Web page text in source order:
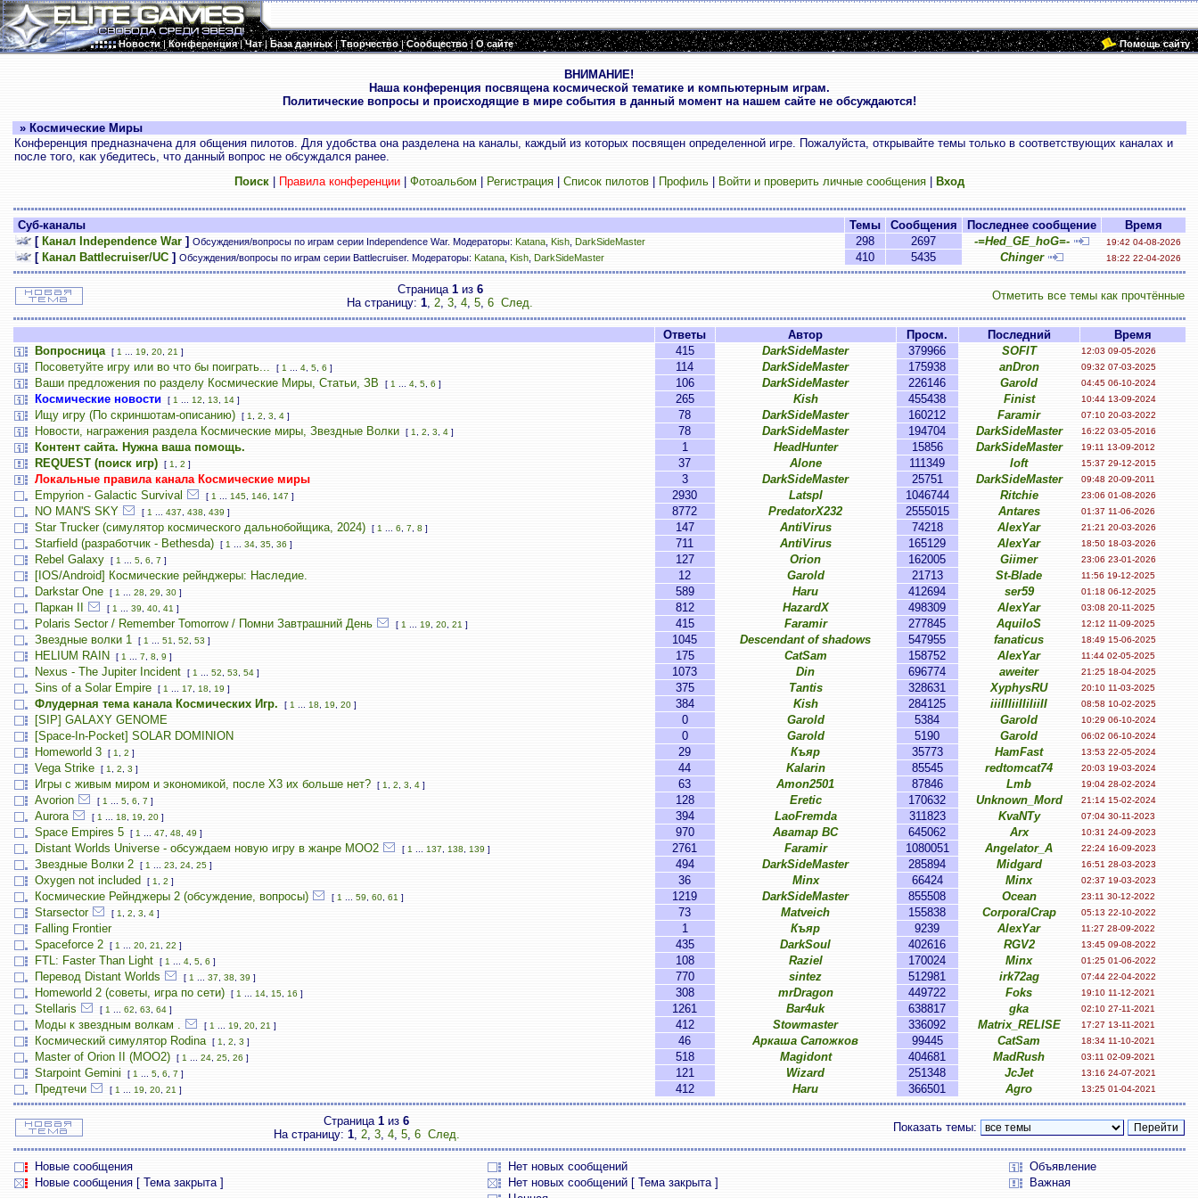
Новости|Конференция|Чат|База данных|Творчество|Сообщество|О сайте Помощь сайту
ВНИМАНИЕ!
Наша конференция посвящена космической тематике и компьютерным играм.
Политические вопросы и происходящие в мире события в данный момент на нашем сайте не обсуждаются!
» Космические Миры
Конференция предназначена для общения пилотов. Для удобства она разделена на каналы, каждый из которых посвящен определенной игре. Пожалуйста, открывайте темы только в соответствующих каналах и
после того, как убедитесь, что данный вопрос не обсуждался ранее.
Поиск| Правила конференции| Фотоальбом Регистрация| Список пилотов| Профиль| Войти и проверить личные сообщения| Вход
Суб-каналы Темы Сообщения Последнее сообщение
Время
[ Канал Independence War] Обсуждения/вопросы по играм серии Independence War. Модераторы: Katana, Kish, DarkSideMaster 298 2697 -=Hed_GE_hoG=- 19:42 04-08-2026
[ Канал Battlecruiser/UC] Обсуждения/вопросы по играм серии Battlecruiser. Модераторы: Katana, Kish, DarkSideMaster 410 5435 Chinger 18:22 22-04-2026
Страница 1из 6
На страницу: 1, 2, 3, 4, 5, 6 След.
Отметить все темы как прочтённые
Ответы Автор Просм. Последний
Время
Вопросница
[ 1 19 20, 21 ] 415 DarkSideMaster 379966 SOFIT 12:03 09-05-2026
Посоветуйте игру или во что бы поиграть... [ 1 4, 5, 6] 114 DarkSideMaster 175938 anDron 09:32 07-03-2025
Ваши предложения по разделу Космические Миры, Статьи, ЗВ [ 1 4, 5, 6] 106 DarkSideMaster 226146 Garold 04:45 06-10-2024
Космические новости [ 1 12 13 14] 265 Kish 455438 Finist 10:44 13-09-2024
Ищу игру (По скриншотам-описанию) [ 1 2 3 4] 78 DarkSideMaster 160212 Faramir 07:10 20-03-2022
Новости, награжения раздела Космические миры, Звездные Волки [ 1 2 3 4] 78 DarkSideMaster 194704 DarkSideMaster 16:22 03-05-2016
Контент сайта. Нужна ваша помощь. 1 HeadHunter 15856 DarkSideMaster 19:11 13-09-2012
REQUEST (поиск игр) [ 1 2 ] 37 Alone 111349 loft 15:37 29-12-2015
Локальные правила канала Космические миры 3 DarkSideMaster 25751 DarkSideMaster 09:48 20-09-2011
Empyrion - Galactic Survival [ 1 145, 146, 147 ] 2930 Latspl 1046744 Ritchie 23:06 01-08-2026
NO MAN'S SKY [ 1 437 438 439 ] 8772 PredatorX232 2555015 Antares 01:37 11-06-2026
Star Trucker (симулятор космического дальнобойщика, 2024) [ 1 6, 7 8 ] 147 AntiVirus 74218 AlexYar 21:21 20-03-2026
Starfield (разработчик - Bethesda) [ 1 34, 35, 36] 711 AntiVirus 165129 AlexYar 18:50 18-03-2026
Rebel Galaxy [ 1 5, 6, 7 ] 127 Orion 162005 Giimer 23:06 23-01-2026
[IOS/Android] Космические рейнджеры: Наследие. 12 Garold 21713 St-Blade 11:56 19-12-2025
Darkstar One [ 1 28 29 30] 589 Haru 412694 ser59 01:18 06-12-2025
Паркан II [ 1 39 40, 41 ] 812 HazardX 498309 AlexYar 03:08 20-11-2025
Polaris Sector / Remember Tomorrow / Помни Завтрашний День [ 1 19 20, 21 ] 415 Faramir 277845 AquiloS 12:12 11-09-2025
Звездные волки 1 [ 1 51 52 53 ] 1045 Descendant of shadows 547955 fanaticus 18:49 15-06-2025
HELIUM RAIN [ 1 7 8 9 ] 175 CatSam 158752 AlexYar 11:44 02-05-2025
Nexus - The Jupiter Incident [ 1 52 53 54] 1073 Din 696774 aweiter 21:25 18-04-2025
Sins of a Solar Empire [ 1 17 18 19 ] 375 Tantis 328631 XyphysRU 20:10 11-03-2025
Флудерная тема канала Космических Игр. [ 1 18 19 20] 384 Kish 284125 iiiIIIiiIIiIiiII 08:58 10-02-2025
[SIP] GALAXY GENOME 0 Garold 5384 Garold 10:29 06-10-2024
[Space-In-Pocket] SOLAR DOMINION 0 Garold 5190 Garold 06:02 06-10-2024
Homeworld 3 [ 1 2 ] 29 Къяр 35773 HamFast 13:53 22-05-2024
Vega Strike [ 1 2 3 ] 44 Kalarin 85545 redtomcat74 20:03 19-03-2024
Игры с живым миром и экономикой, после X3 их больше нет? [ 1 2 3 4] 63 Amon2501 87846 Lmb 19:04 28-02-2024
Avorion [ 1 5, 6, 7 ] 128 Eretic 170632 Unknown_Mord 21:14 15-02-2024
Aurora [ 1 18 19 20] 394 LaoFremda 311823 KvaNTy 07:04 30-11-2023
Space Empires 5 [ 1 47 48 49 ] 970 Аватар ВС 645062 Arx 10:31 24-09-2023
Distant Worlds Universe - обсуждаем новую игру в жанре MOO2 [ 1 137 138 139 ] 2761 Faramir 1080051 Angelator_A 22:24 16-09-2023
Звездные Волки 2 [ 1 23 24, 25] 494 DarkSideMaster 285894 Midgard 16:51 28-03-2023
Oxygen not included [ 1 2 ] 36 Minx 66424 Minx 02:37 19-03-2023
Космические Рейнджеры 2 (обсуждение, вопросы) [ 1 59 60, 61 ] 1219 DarkSideMaster 855508 Ocean 23:11 30-12-2022
Starsector [ 1 2 3 4] 73 Matveich 155838 CorporalCrap 05:13 22-10-2022
Falling Frontier 1 Къяр 9239 AlexYar 11:27 28-09-2022
Spaceforce 2 [ 1 20, 21 22 ] 435 DarkSoul 402616 RGV2 13:45 09-08-2022
FTL: Faster Than Light [ 1 4, 5, 6] 108 Raziel 170024 Minx 01:25 01-06-2022
Перевод Distant Worlds [ 1 37 38 39 ] 770 sintez 512981 irk72ag 07:44 22-04-2022
Homeworld 2 (советы, игра по сети) [ 1 14, 15, 16] 308 mrDragon 449722 Foks 19:10 11-12-2021
Stellaris [ 1 62 63 64] 1261 Bar4uk 638817 gka 02:10 27-11-2021
Моды к звездным волкам . [ 1 19 20, 21 ] 412 Stowmaster 336092 Matrix_RELISE 17:27 13-11-2021
Космический симулятор Rodina [ 1 2 3 ] 46 Аркаша Сапожков 99445 CatSam 18:34 11-10-2021
Master of Orion II (MOO2) [ 1 24, 25, 26] 518 Magidont 404681 MadRush 03:11 02-09-2021
Starpoint Gemini [ 1 5, 6, 7 ] 121 Wizard 251348 JcJet 13:16 24-07-2021
Предтечи [ 1 19 20, 21 ] 412 Haru 366501 Agro 13:25 01-04-2021
Страница 1 из 6
На страницу: 1, 2, 3, 4, 5, 6 След.
Показать темы:
Новые сообщения Нет новых сообщений
Объявление
Новые сообщения [ Тема закрыта ]
Нет новых сообщений [ Тема закрыта ]
Важная